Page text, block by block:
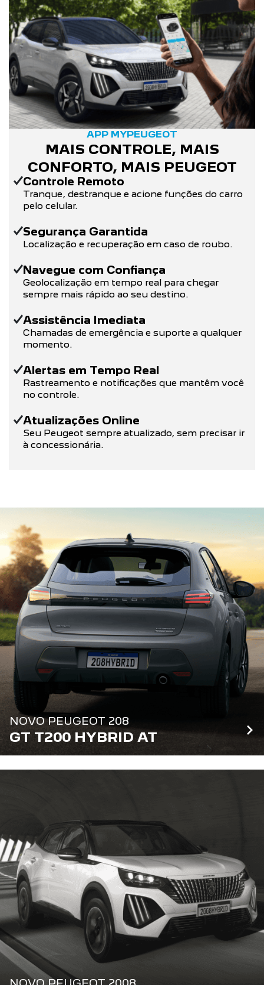
APP MYPEUGEOT
MAIS CONTROLE, MAIS
CONFORTO, MAIS PEUGEOT
Controle Remoto
Tranque, destranque e acione funções do carro
pelo celular.
Segurança Garantida
Localização e recuperação em caso de roubo.
Navegue com Confiança
Geolocalização em tempo real para chegar
sempre mais rápido ao seu destino.
Assistência Imediata
Chamadas de emergência e suporte a qualquer
momento.
Alertas em Tempo Real
Rastreamento e notificações que mantêm você
no controle.
Atualizações Online
Seu Peugeot sempre atualizado, sem precisar ir
à concessionária.
NOVO PEUGEOT 208
GT T200 HYBRID AT